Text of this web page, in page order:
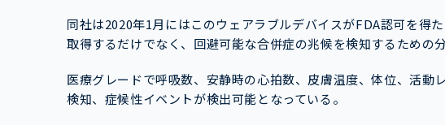
同社は2020年1月にはこのウェアラブルデバイスがFDA認可を得
取得するだけでなく、回避可能な合併症の兆候を検知するための分
医療グレードで呼吸数、安静時の心拍数、皮膚温度、体位、活動
検知、症候性イベントが検出可能となっている。